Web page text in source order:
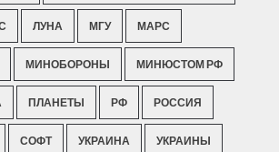
ЛУНА МГУ МАРС
МИНОБОРОНЫ МИНЮСТОМ РФ
ПЛАНЕТЫ РФ РОССИЯ
СОФТ УКРАИНА УКРАИНЫ